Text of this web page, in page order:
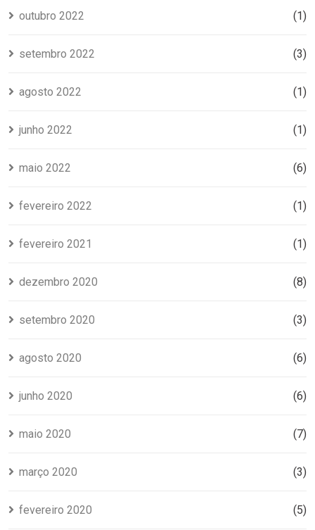
outubro 2022 (1)
setembro 2022 (3)
agosto 2022 (1)
junho 2022 (1)
maio 2022 (6)
fevereiro 2022 (1)
fevereiro 2021 (1)
dezembro 2020 (8)
setembro 2020 (3)
agosto 2020 (6)
junho 2020 (6)
maio 2020 (7)
março 2020 (3)
fevereiro 2020 (5)